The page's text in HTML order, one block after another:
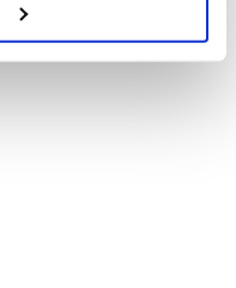
binnen 1-3 werkdagen bezorgd.